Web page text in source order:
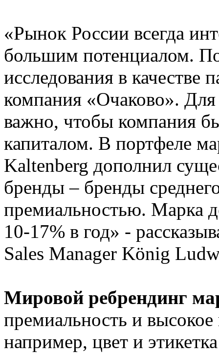
«Рынок России всегда
большим потенциалом.
исследования в качестве
компания «Очаково».
важно, чтобы компания
капиталом. В портфеле
Kaltenberg дополнил
бренды – бренды
премиальностью. Марка
10-17% в год» -
Sales Manager König
Мировой ребрендинг
премиальность и
например, цвет и